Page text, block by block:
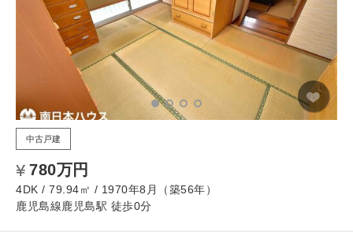
中古戸建
780万円
4DK / 79.94㎡ / 1970年8月（築56年）
鹿児島線鹿児島駅 徒歩0分